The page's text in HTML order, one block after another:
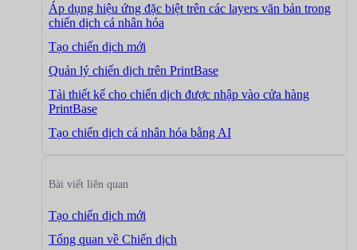
Áp dụng hiệu ứng đặc biệt trên các layers văn bản trong
chiến dịch cá nhân hóa
Tạo chiến dịch mới
Quản lý chiến dịch trên PrintBase
Tải thiết kế cho chiến dịch được nhập vào cửa hàng
PrintBase
Tạo chiến dịch cá nhân hóa bằng AI
Bài viết liên quan
Tạo chiến dịch mới
Tổng quan về Chiến dịch